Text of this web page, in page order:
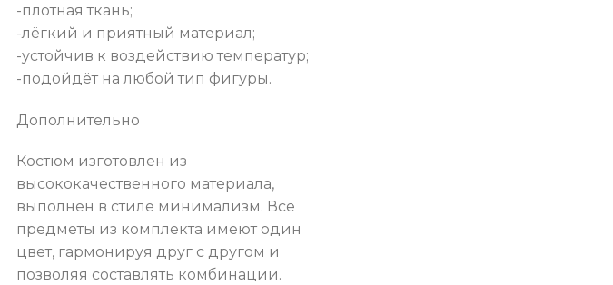
-плотная ткань;
-лёгкий и приятный материал;
-устойчив к воздействию температур;
-подойдёт на любой тип фигуры.
Дополнительно
Костюм изготовлен из
высококачественного материала,
выполнен в стиле минимализм. Все
предметы из комплекта имеют один
цвет, гармонируя друг с другом и
позволяя составлять комбинации.